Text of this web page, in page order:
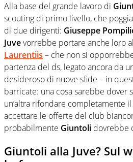
Alla base del grande lavoro di
scouting di primo livello, che
di due dirigenti: Giuseppe
Juvevorrebbe portare anche loro
Laurentiis – che non si
partenza del ds, legato ancora da
desideroso di nuove sfide – in
barricate: una cosa sarebbe dover
un’altra rifondare completamente
accettare le offerte del club
probabilmente Giuntoli dovrebbe
Giuntoli alla Juve? Sul